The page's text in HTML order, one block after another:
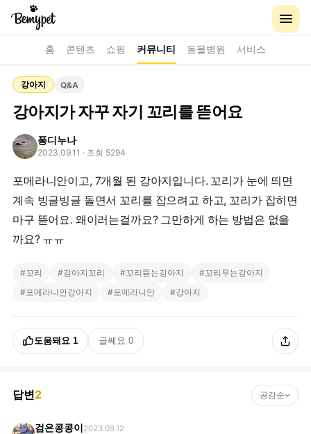
홈 콘텐츠 쇼핑 커뮤니티 동물병원 서비스
강아지 Q&A
강아지가 자꾸 자기 꼬리를 뜯어요
퐁디누나
2023.09.11 · 조회 5294
포메라니안이고, 7개월 된 강아지입니다. 꼬리가 눈에 띄면
계속 빙글빙글 돌면서 꼬리를 잡으려고 하고, 꼬리가 잡히면
마구 뜯어요. 왜이러는걸까요? 그만하게 하는 방법은 없을
까요? ㅠㅠ
#꼬리 #강아지꼬리 #꼬리뜯는강아지 #꼬리무는강아지
#포메라니안강아지 #포메라니안 #강아지
도움돼요 1 글쎄요 0
답변2 공감순
검은콩콩이 2023.09.12